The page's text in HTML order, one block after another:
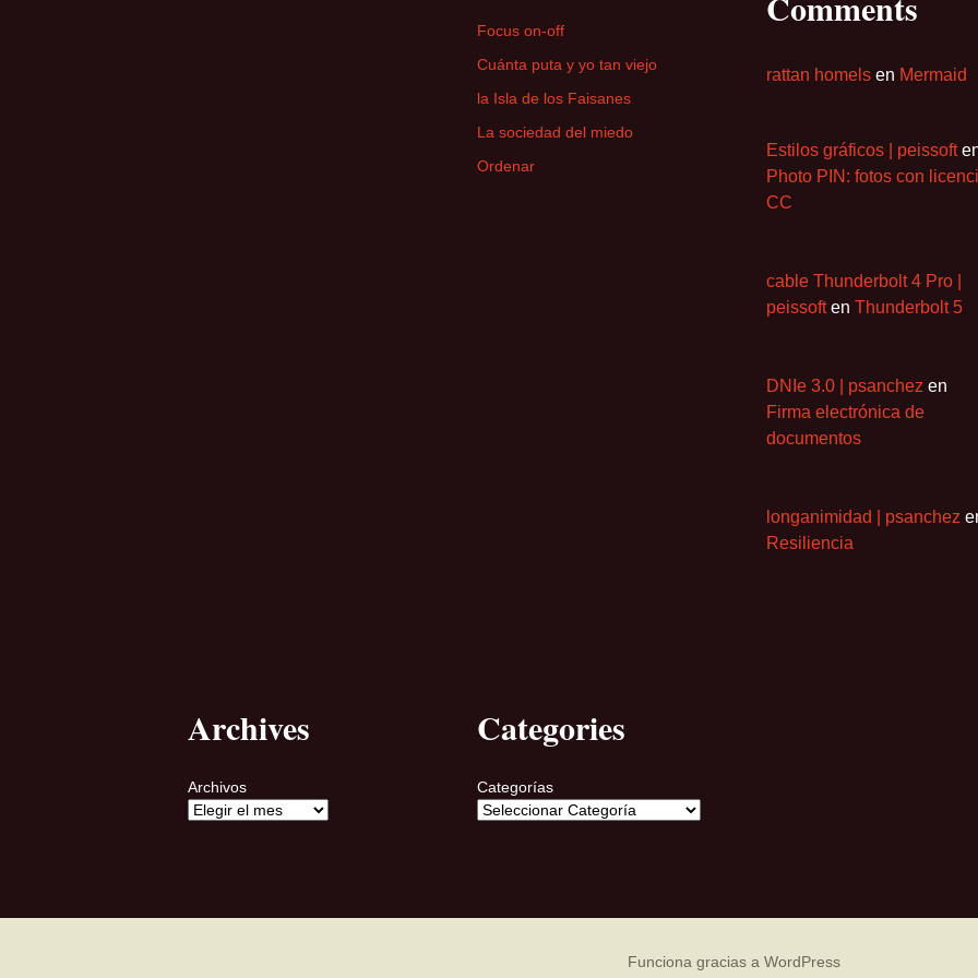
Focus on-off
Cuánta puta y yo tan viejo
la Isla de los Faisanes
La sociedad del miedo
Ordenar
rattan homels en Mermaid
Estilos gráficos | peissoft
Photo PIN: fotos con
CC
cable Thunderbolt 4 Pro |
peissoften Thunderbolt 5
DNIe 3.0 | psanchez en
Firma electrónica de
documentos
longanimidad | psanchez
Resiliencia
Archives
Archivos
Categories
Categorías
Funciona gracias a WordPress